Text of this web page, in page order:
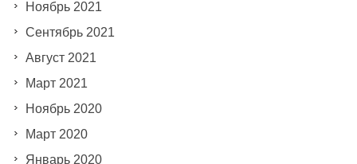
Ноябрь 2021
Сентябрь 2021
Август 2021
Март 2021
Ноябрь 2020
Март 2020
Январь 2020